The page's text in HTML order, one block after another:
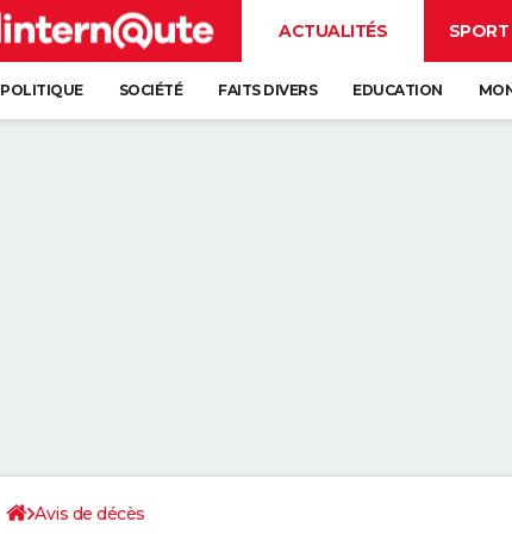
ACTUALITÉS SPORT
POLITIQUE SOCIÉTÉ FAITS DIVERS EDUCATION
Avis de décès